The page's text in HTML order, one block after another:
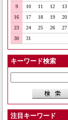
9
10 11 12 13
16
17 18 19 20
23
24 25 26 27
30
31
キーワード検索
注目キーワード